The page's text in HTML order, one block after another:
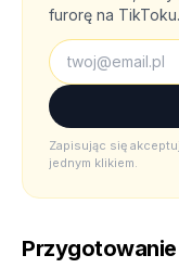
furorę na
Zapisując się
jednym klikiem.
Przygotowanie